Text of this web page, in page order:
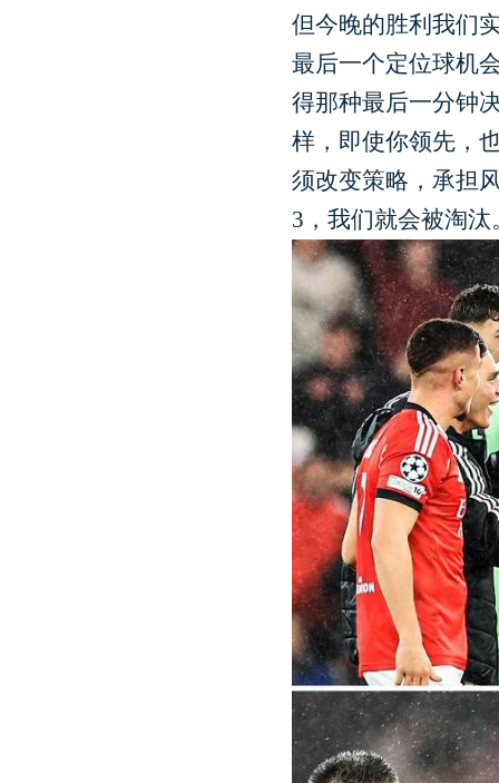
但今晚的胜利我们
最后一个定位球机
得那种最后一分钟
样，即使你领先，
须改变策略，承担
3，我们就会被淘汰